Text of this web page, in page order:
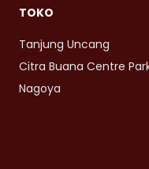
TOKO
Tanjung Uncang
Citra Buana Centre
Nagoya